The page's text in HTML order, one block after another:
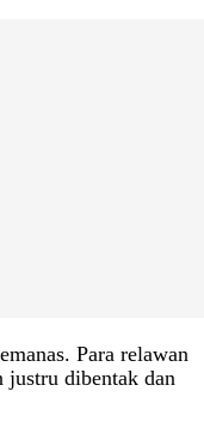
Para relawan
justru dibentak dan